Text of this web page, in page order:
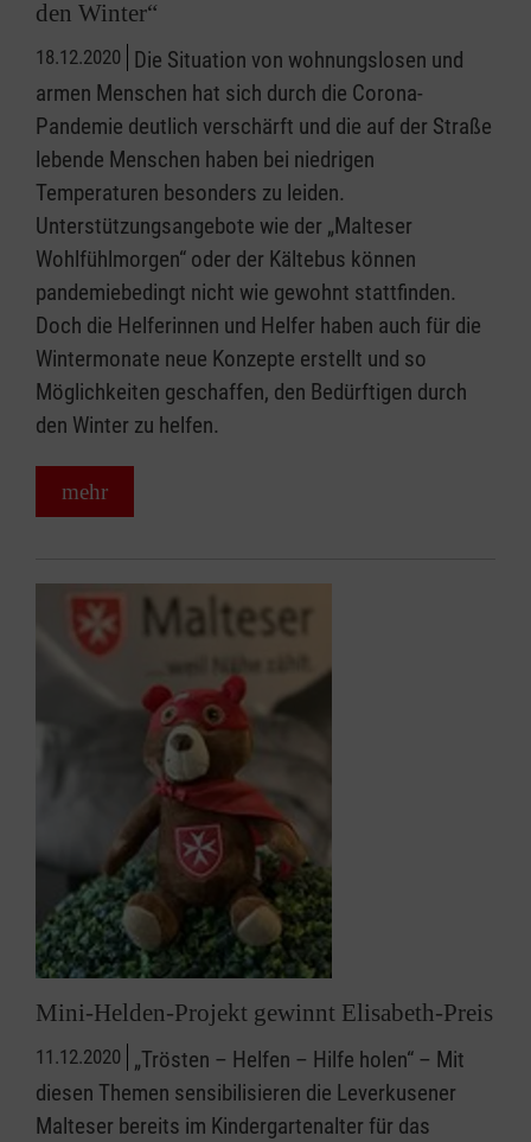
den Winter“
18.12.2020 Die Situation von wohnungslosen und
armen Menschen hat sich durch die Corona-
Pandemie deutlich verschärft und die auf der Straße
lebende Menschen haben bei niedrigen
Temperaturen besonders zu leiden.
Unterstützungsangebote wie der „Malteser
Wohlfühlmorgen“ oder der Kältebus können
pandemiebedingt nicht wie gewohnt statt­finden.
Doch die Helferinnen und Helfer haben auch für die
Wintermonate neue Konzepte erstellt und so
Möglichkeiten geschaffen, den Bedürftigen durch
den Winter zu helfen.
mehr
Mini-Helden-Projekt gewinnt Elisabeth-Preis
11.12.2020 „Trösten – Helfen – Hilfe holen“ – Mit
diesen Themen sensibilisieren die Leverkusener
Malteser bereits im Kindergartenalter für das